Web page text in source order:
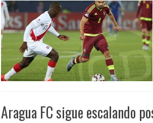
Aragua FC sigue escalando